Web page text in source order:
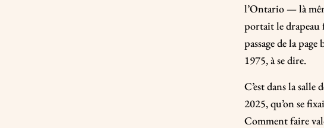
l’Ontario — là
portait le
passage de la
1975, à se dire.
C’est dans la salle
2025, qu’on se
Comment faire